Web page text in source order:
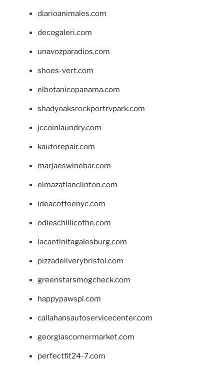
diarioanimales.com
decogaleri.com
unavozparadios.com
shoes-vert.com
elbotanicopanama.com
shadyoaksrockportrvpark.com
jccoinlaundry.com
kautorepair.com
marjaeswinebar.com
elmazatlanclinton.com
ideacoffeenyc.com
odieschillicothe.com
lacantinitagalesburg.com
pizzadeliverybristol.com
greenstarsmogcheck.com
happypawspl.com
callahansautoservicecenter.com
georgiascornermarket.com
perfectfit24-7.com